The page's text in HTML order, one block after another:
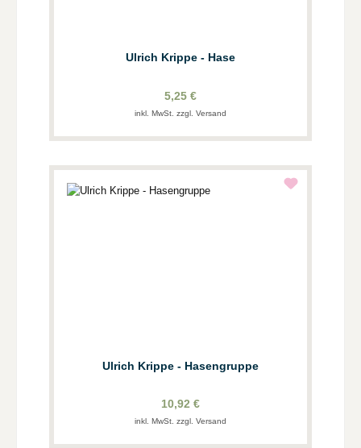
Ulrich Krippe - Hase
5,25 €
inkl. MwSt. zzgl. Versand
Ulrich Krippe - Hasengruppe
10,92 €
inkl. MwSt. zzgl. Versand